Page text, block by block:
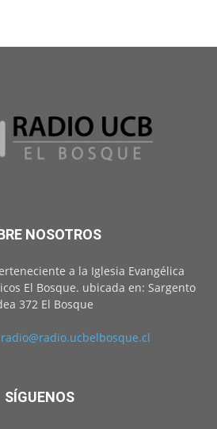
NOSOTROS
a la Iglesia Evangélica
El Bosque. ubicada en: Sargento
372 El Bosque
radio@radio.ucbelbosque.cl
SÍGUENOS